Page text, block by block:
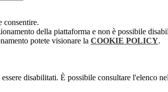
consentire.
della piattaforma e non è possibile
potete visionare la COOKIE POLICY.
disabilitati. È possibile consultare l'elenco